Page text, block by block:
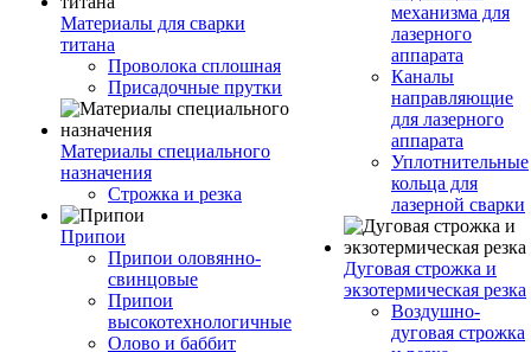
Материалы для сварки
титана
Проволока сплошная
Присадочные прутки
Материалы специального
назначения
Строжка и резка
Припои
Припои оловянно-
свинцовые
Припои
высокотехнологичные
Олово и баббит
механизма для
лазерного
аппарата
Каналы
направляющие
для лазерного
аппарата
Уплотнительные
кольца для
лазерной сварки
Дуговая строжка и
экзотермическая резка
Воздушно-
дуговая строжка